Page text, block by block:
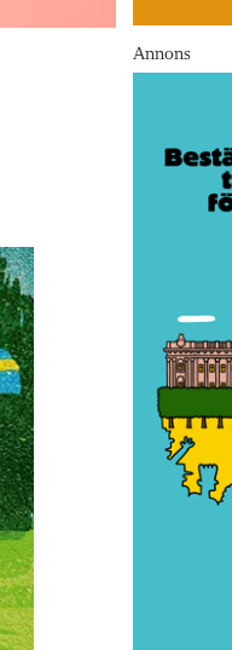
Annons